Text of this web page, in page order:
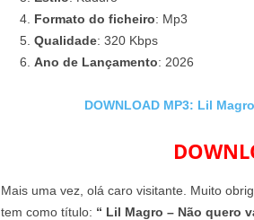
Formato do ficheiro: Mp3
Qualidade: 320 Kbps
Ano de Lançamento: 2026
DOWNLOAD MP3: Lil
Mais uma vez, olá caro visitante. Muito
tem como título: “ Lil Magro – Não quero